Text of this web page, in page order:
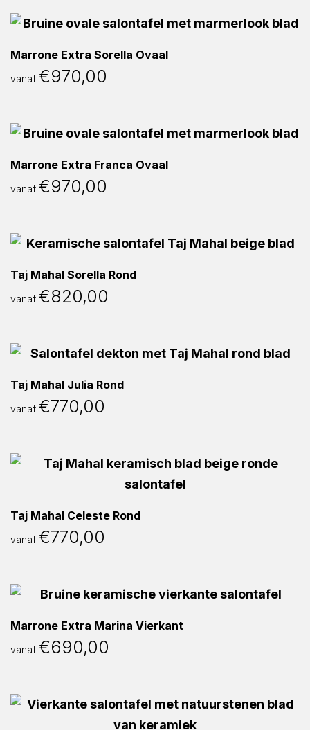
Marrone Extra Sorella Ovaal
vanaf €970,00
Marrone Extra Franca Ovaal
vanaf €970,00
Taj Mahal Sorella Rond
vanaf €820,00
Taj Mahal Julia Rond
vanaf €770,00
Taj Mahal Celeste Rond
vanaf €770,00
Marrone Extra Marina Vierkant
vanaf €690,00